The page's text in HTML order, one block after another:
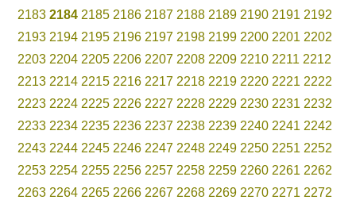
2183 2184 2185 2186 2187 2188 2189 2190 2191 2192
2193 2194 2195 2196 2197 2198 2199 2200 2201 2202
2203 2204 2205 2206 2207 2208 2209 2210 2211 2212
2213 2214 2215 2216 2217 2218 2219 2220 2221 2222
2223 2224 2225 2226 2227 2228 2229 2230 2231 2232
2233 2234 2235 2236 2237 2238 2239 2240 2241 2242
2243 2244 2245 2246 2247 2248 2249 2250 2251 2252
2253 2254 2255 2256 2257 2258 2259 2260 2261 2262
2263 2264 2265 2266 2267 2268 2269 2270 2271 2272